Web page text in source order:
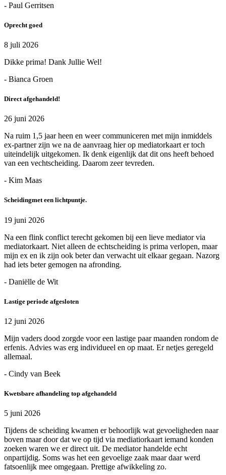
- Paul Gerritsen
Oprecht goed
8 juli 2026
Dikke prima! Dank Jullie Wel!
- Bianca Groen
Direct afgehandeld!
26 juni 2026
Na ruim 1,5 jaar heen en weer communiceren met mijn inmiddels
ex-partner zijn we na de aanvraag hier op mediatorkaart er toch
uiteindelijk uitgekomen. Ik denk eigenlijk dat dit ons heeft behoed
van een vechtscheiding. Daarom zeer tevreden.
- Kim Maas
Scheidingmet een lichtpuntje.
19 juni 2026
Na een flink conflict terecht gekomen bij een lieve mediator via
mediatorkaart. Niet alleen de echtscheiding is prima verlopen, maar
mijn ex en ik zijn ook beter dan verwacht uit elkaar gegaan. Nazorg
had iets beter gemogen na afronding.
- Daniëlle de Wit
Lastige periode afgesloten
12 juni 2026
Mijn vaders dood zorgde voor een lastige paar maanden rondom de
erfenis. Advies was erg individueel en op maat. Er netjes geregeld
allemaal.
- Cindy van Beek
Kwetsbare afhandeling top afgehandeld
5 juni 2026
Tijdens de scheiding kwamen er behoorlijk wat gevoeligheden naar
boven maar door dat we op tijd via mediatiorkaart iemand konden
zoeken waren we er direct uit. De mediator handelde echt
onpartijdig. Soms was het een gevoelige zaak maar daar werd
fatsoenlijk mee omgegaan. Prettige afwikkeling zo.